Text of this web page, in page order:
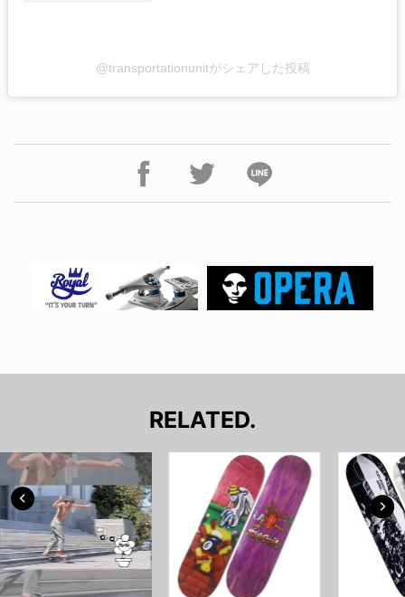
@transportationunitがシェアした投稿
RELATED.